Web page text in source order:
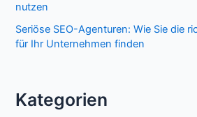
nutzen
Seriöse SEO-Agenturen: Wie Sie die
für Ihr Unternehmen finden
Kategorien